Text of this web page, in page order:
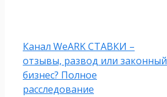
Канал WeARK СТАВКИ –
отзывы, развод или законный
бизнес? Полное
расследование